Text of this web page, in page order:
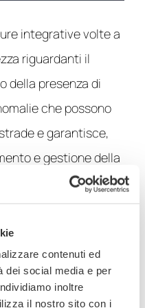
contenuti ed
dei social media e per
inoltre
il nostro sito con i
integrative volte a
riguardanti il
della presenza di
che possono
e garantisce,
e gestione della
secondo gli
Ministeriale 10
dei
dal personale